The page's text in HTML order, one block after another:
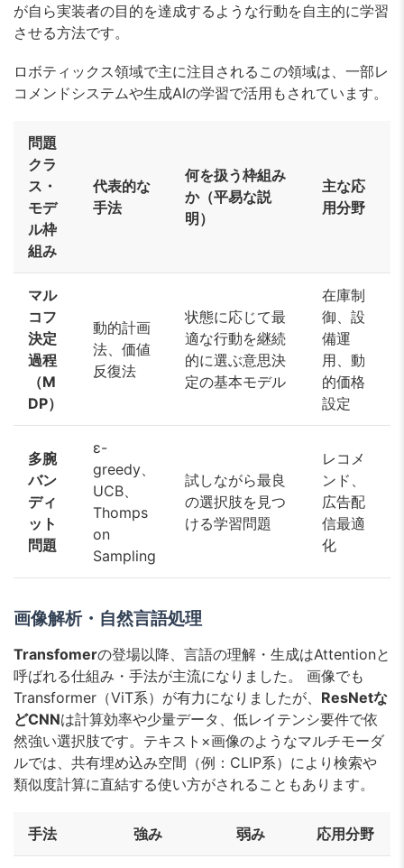
が自ら実装者の目的を達成するような行動を自主的に学習
させる方法です。
ロボティックス領域で主に注目されるこの領域は、一部レ
コメンドシステムや生成AIの学習で活用もされています。
問題
クラ
ス・
モデ
ル枠
組み
代表的な
手法
何を扱う枠組み
か（平易な説
明）
主な応
用分野
マル
コフ
決定
過程
（M
DP）
動的計画
法、価値
反復法
状態に応じて最
適な行動を継続
的に選ぶ意思決
定の基本モデル
在庫制
御、設
備運
用、動
的価格
設定
多腕
バン
ディ
ット
問題
ε-
greedy、
UCB、
Thomps
on
Sampling
試しながら最良
の選択肢を見つ
ける学習問題
レコメ
ンド、
広告配
信最適
化
画像解析・自然言語処理
Transfomerの登場以降、言語の理解・生成はAttentionと
呼ばれる仕組み・手法が主流になりました。 画像でも
Transformer（ViT系）が有力になりましたが、 ResNetな
どCNNは計算効率や少量データ、低レイテンシ要件で依
然強い選択肢です。テキスト×画像のようなマルチモーダ
ルでは、共有埋め込み空間（例：CLIP系）により検索や
類似度計算に直結する使い方がされることもあります。
手法 強み 弱み 応用分野